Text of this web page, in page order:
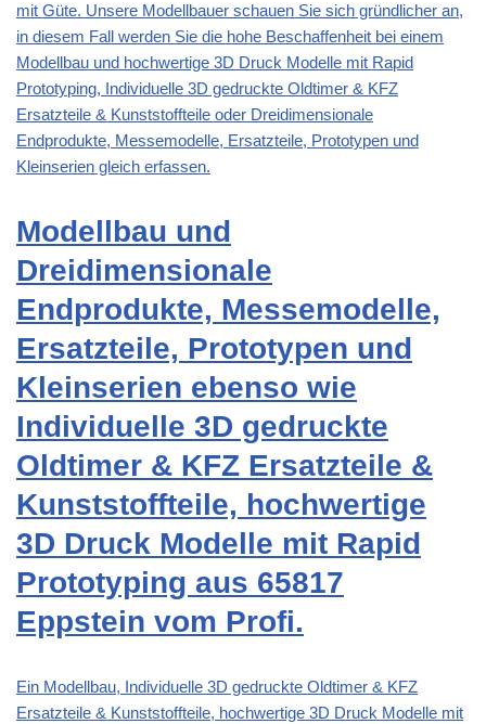
mit Güte. Unsere Modellbauer schauen Sie sich gründlicher an,
in diesem Fall werden Sie die hohe Beschaffenheit bei einem
Modellbau und hochwertige 3D Druck Modelle mit Rapid
Prototyping, Individuelle 3D gedruckte Oldtimer & KFZ
Ersatzteile & Kunststoffteile oder Dreidimensionale
Endprodukte, Messemodelle, Ersatzteile, Prototypen und
Kleinserien gleich erfassen.
Modellbau und
Dreidimensionale
Endprodukte, Messemodelle,
Ersatzteile, Prototypen und
Kleinserien ebenso wie
Individuelle 3D gedruckte
Oldtimer & KFZ Ersatzteile &
Kunststoffteile, hochwertige
3D Druck Modelle mit Rapid
Prototyping aus 65817
Eppstein vom Profi.
Ein Modellbau, Individuelle 3D gedruckte Oldtimer & KFZ
Ersatzteile & Kunststoffteile, hochwertige 3D Druck Modelle mit